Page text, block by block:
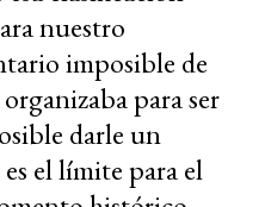
nuestro
imposible de
para ser
darle un
el límite para el